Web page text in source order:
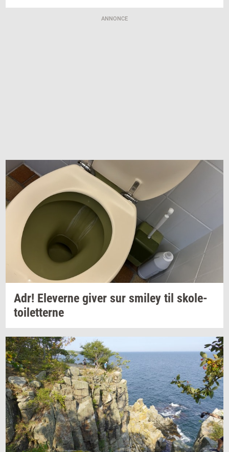
ANNONCE
Adr! Ele­ver­ne giver sur smiley til sko­le­
toilet­ter­ne